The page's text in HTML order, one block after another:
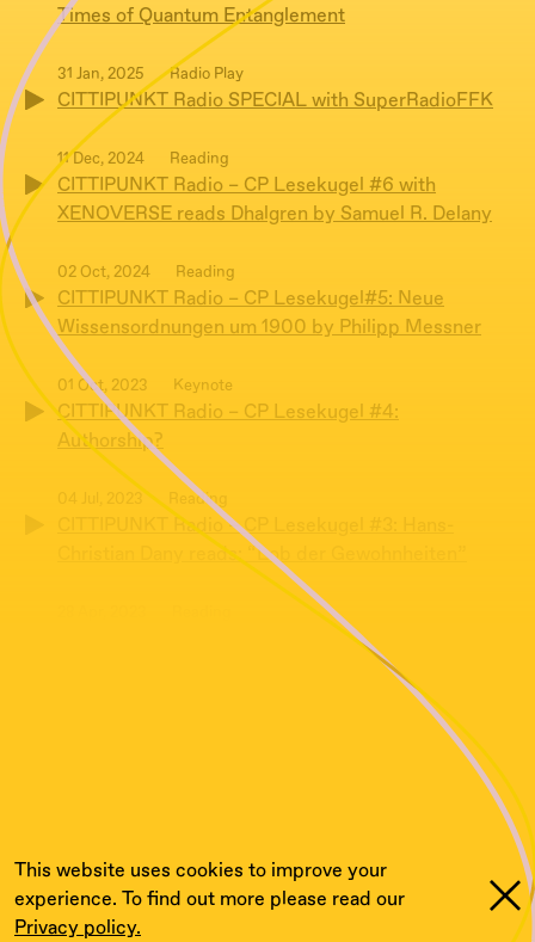
This website uses cookies to improve your
experience. To find out more please read our
Privacy policy.
Times of Quantum Entanglement
31 Jan, 2025 Radio Play
CITTIPUNKT Radio SPECIAL with SuperRadioFFK
11 Dec, 2024 Reading
CITTIPUNKT Radio – CP Lesekugel #6 with
XENOVERSE reads Dhalgren by Samuel R. Delany
02 Oct, 2024 Reading
CITTIPUNKT Radio – CP Lesekugel#5: Neue
Wissensordnungen um 1900 by Philipp Messner
01 Oct, 2023 Keynote
CITTIPUNKT Radio – CP Lesekugel #4:
Authorship?
Reading
CITTIPUNKT Radio – CP Lesekugel #3: Hans-
Christian Dany reads: “Lob der Gewohnheiten”
CITTIPUNKT Radio – CP Lesekugel #2: Asta Lynge
CITTIPUNKT Radio – CP Lesekugel #1: Cittipunkt